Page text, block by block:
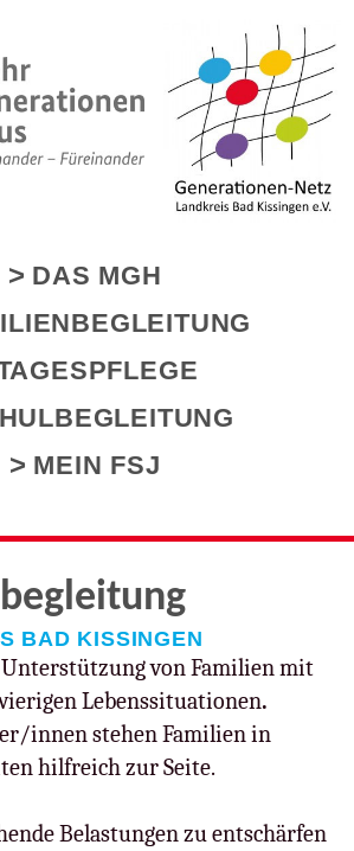
DAS MGH
MEIN FSJ
BAD KISSINGEN
von Familien mit
Lebenssituationen.
innen stehen Familien in
hilfreich zur Seite.
Belastungen zu entschärfen